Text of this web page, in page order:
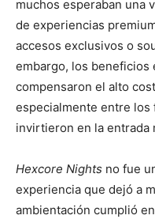
muchos esperaban una
de experiencias
accesos exclusivos o
embargo, los beneficios
compensaron el alto
especialmente entre los
invirtieron en la entrada
Hexcore Nights no fue
experiencia que dejó a
ambientación cumplió